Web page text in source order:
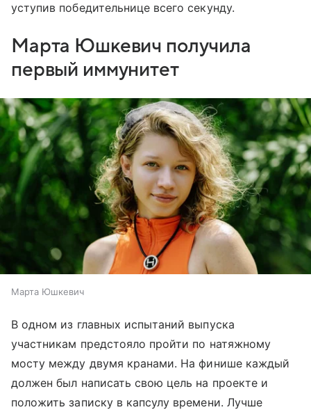
уступив победительнице всего секунду.
Марта Юшкевич получила
первый иммунитет
Марта Юшкевич
В одном из главных испытаний выпуска
участникам предстояло пройти по натяжному
мосту между двумя кранами. На финише каждый
должен был написать свою цель на проекте и
положить записку в капсулу времени. Лучше